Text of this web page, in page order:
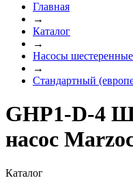
Главная
→
Каталог
→
Насосы
→
Стандартный
GHP1-D-4
насос
Каталог